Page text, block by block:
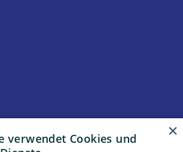
×
verwendet Cookies und